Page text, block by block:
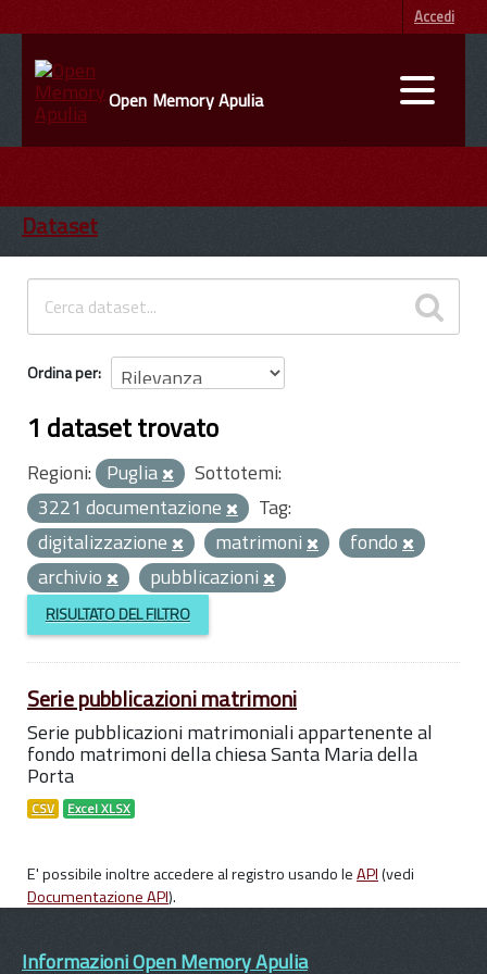
Accedi
Open Memory Apulia
ENTI
INFORMAZIONI
Dataset
Ordina per
1 dataset trovato
Regioni: Puglia
Sottotemi:
3221 documentazione
Tag:
digitalizzazione
matrimoni
fondo
archivio
pubblicazioni
RISULTATO DEL FILTRO
Serie pubblicazioni matrimoni
Serie pubblicazioni matrimoniali appartenente al
fondo matrimoni della chiesa Santa Maria della
Porta
CSV Excel XLSX
E' possibile inoltre accedere al registro usando leAPI(vedi
Documentazione API).
Informazioni Open Memory Apulia